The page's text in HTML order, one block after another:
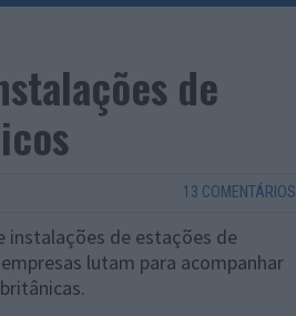
de
13 COMENTÁRIOS
instalações de estações de
lutam para acompanhar